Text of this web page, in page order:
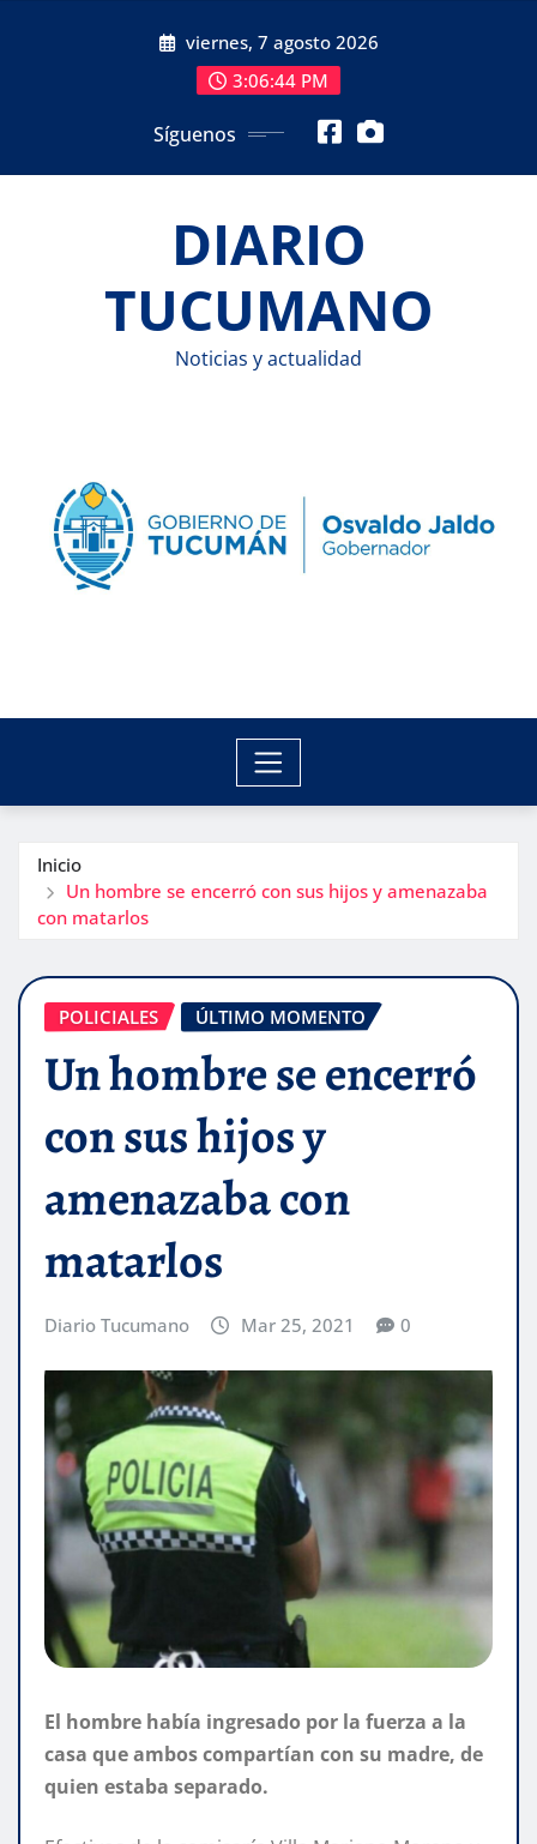
viernes, 7 agosto 2026
3:06:45 PM
Síguenos
DIARIO
TUCUMANO
Noticias y actualidad
Inicio
Un hombre se encerró con sus hijos y amenazaba
con matarlos
POLICIALES ÚLTIMO MOMENTO
Un hombre se encerró
con sus hijos y
amenazaba con
matarlos
Diario Tucumano Mar 25, 2021 0
El hombre había ingresado por la fuerza a la
casa que ambos compartían con su madre, de
quien estaba separado.